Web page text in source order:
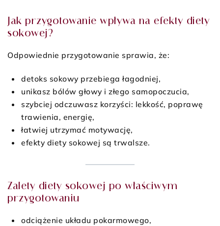
Jak przygotowanie wpływa na efekty diety
sokowej?
Odpowiednie przygotowanie sprawia, że:
detoks sokowy przebiega łagodniej,
unikasz bólów głowy i złego samopoczucia,
szybciej odczuwasz korzyści: lekkość, poprawę
trawienia, energię,
łatwiej utrzymać motywację,
efekty diety sokowej są trwalsze.
Zalety diety sokowej po właściwym
przygotowaniu
odciążenie układu pokarmowego,